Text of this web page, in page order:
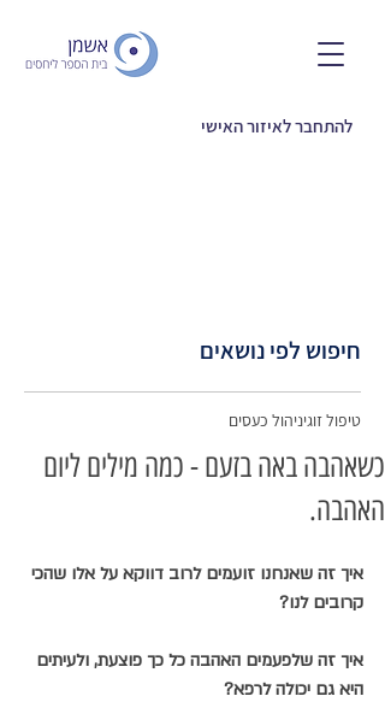
להתחבר לאיזור האישי
חיפוש לפי נושאים
טיפול זוגיניהול כעסים
כשאהבה באה בזעם - כמה מילים ליום
האהבה.
איך זה שאנחנו זועמים לרוב דווקא על אלו שהכי
קרובים לנו?
איך זה שלפעמים האהבה כל כך פוצעת, ולעיתים
היא גם יכולה לרפא?